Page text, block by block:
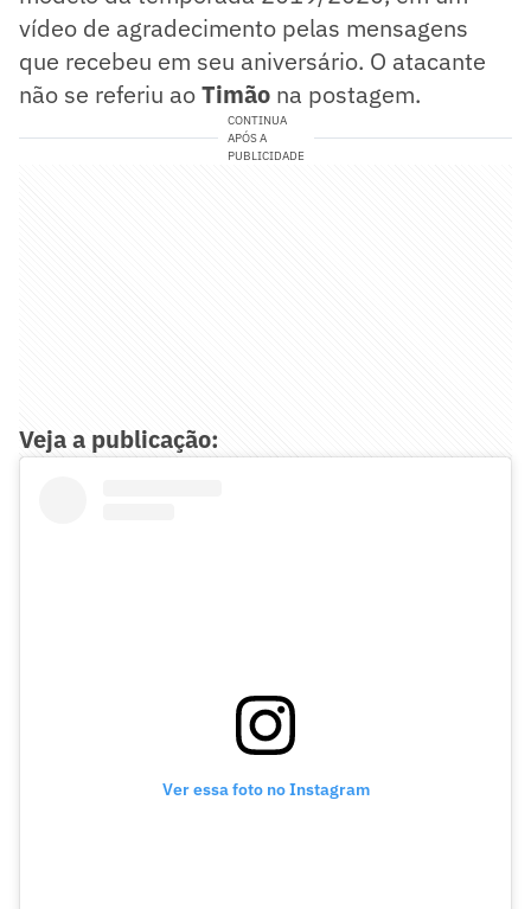
vídeo de agradecimento pelas mensagens
que recebeu em seu aniversário. O atacante
não se referiu aoTimão na postagem.
CONTINUA
APÓS A
PUBLICIDADE
Veja a publicação:
Ver essa foto no Instagram